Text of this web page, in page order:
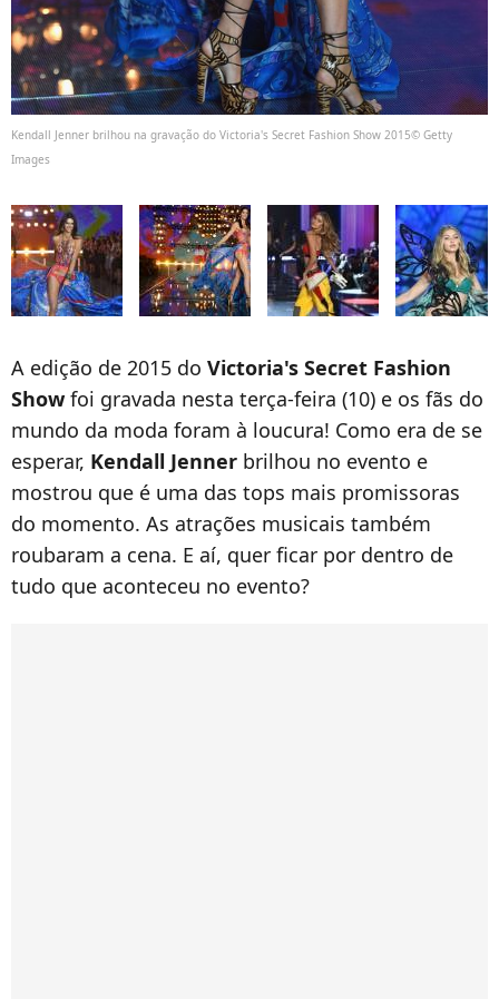
Kendall Jenner brilhou na gravação do Victoria's Secret Fashion Show 2015© Getty
Images
A edição de 2015 do Victoria's Secret Fashion
Show foi gravada nesta terça-feira (10) e os fãs do
mundo da moda foram à loucura! Como era de se
esperar, Kendall Jenner brilhou no evento e
mostrou que é uma das tops mais promissoras
do momento. As atrações musicais também
roubaram a cena. E aí, quer ficar por dentro de
tudo que aconteceu no evento?